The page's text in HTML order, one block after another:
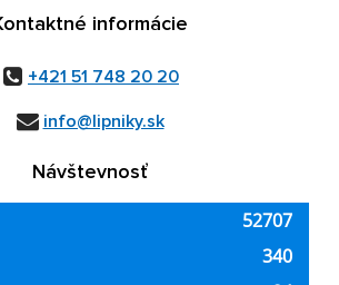
informácie
+421 51 748 20 20
info@lipniky.sk
Návštevnosť